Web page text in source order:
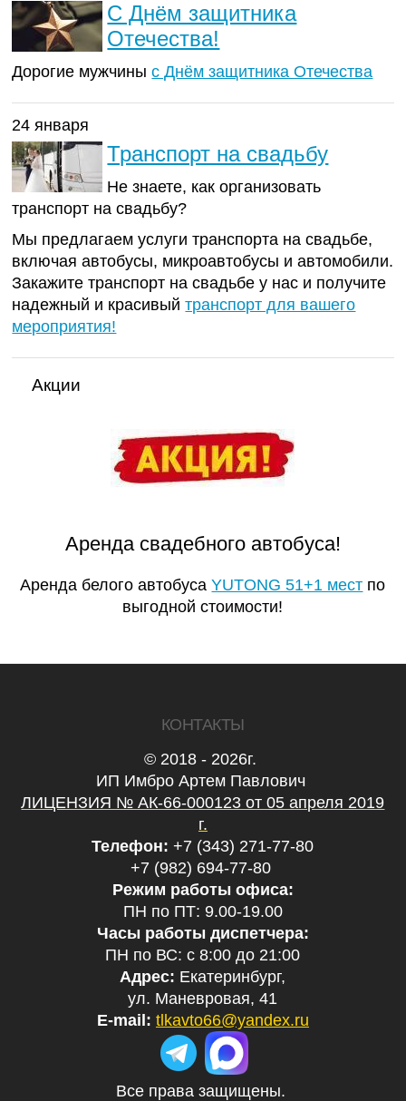
С Днём защитника
Отечества!
Дорогие мужчиныс Днём защитника Отечества
24 января
Транспорт на свадьбу
Не знаете, как организовать
транспорт на свадьбу?
Мы предлагаем услуги транспорта на свадьбе,
включая автобусы, микроавтобусы и автомобили.
Закажите транспорт на свадьбе у нас и получите
надежный и красивыйтранспорт для вашего
мероприятия!
Акции
Аренда свадебного автобуса!
Аренда белого автобусаYUTONG 51+1 мест по
выгодной стоимости!
КОНТАКТЫ
© 2018 - 2026г.
ИП Имбро Артем Павлович
ЛИЦЕНЗИЯ № АК-66-000123 от 05 апреля 2019
г.
Телефон:+7 (343) 271-77-80
+7 (982) 694-77-80
Режим работы офиса:
ПН по ПТ: 9.00-19.00
Часы работы диспетчера:
ПН по ВС: с 8:00 до 21:00
Адрес: Екатеринбург,
ул. Маневровая, 41
E-mail: tlkavto66@yandex.ru
Все права защищены.